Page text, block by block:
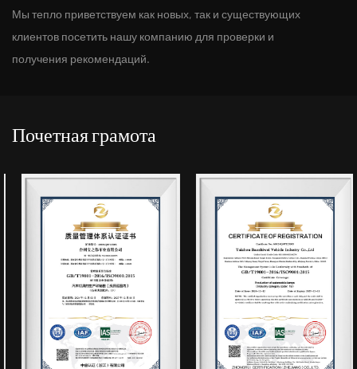
Мы тепло приветствуем как новых, так и существующих
клиентов посетить нашу компанию для проверки и
получения рекомендаций.
Почетная грамота